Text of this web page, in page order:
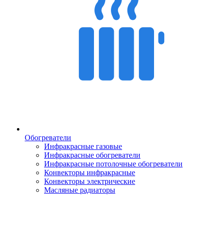
Обогреватели
Инфракрасные газовые
Инфракрасные обогреватели
Инфракрасные потолочные обогреватели
Конвекторы инфракрасные
Конвекторы электрические
Масляные радиаторы